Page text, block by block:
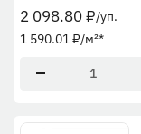
2 098.80₽/уп.
1 590.01₽/м²*